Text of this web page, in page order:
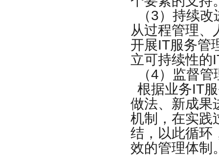
（3）持续改
从过程管理、
开展IT服务管
立可持续性的
（4）监督管
根据业务IT
做法、新成果
机制，在实践
结，以此循环
效的管理体制